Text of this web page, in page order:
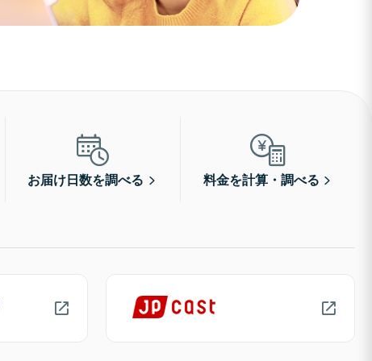
お届け日数を調べる 料金を計算・調べる